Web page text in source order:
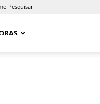
Pesquisar